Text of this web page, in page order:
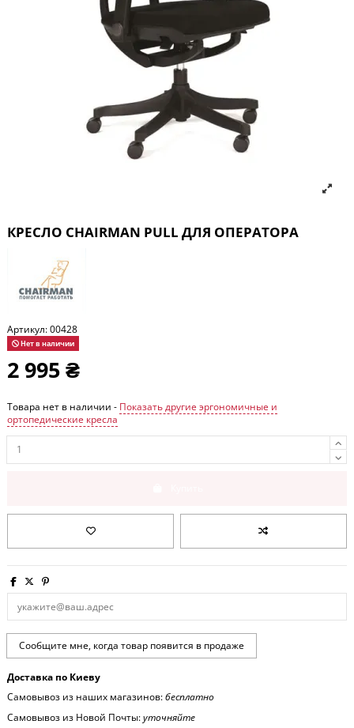
КРЕСЛО CHAIRMAN PULL ДЛЯ ОПЕРАТОРА
Артикул:00428
Нет в наличии
2 995 ₴
Товара нет в наличии - Показать другие эргономичные и
ортопедические кресла
Доставка по Киеву
Самовывоз из наших магазинов:бесплатно
Самовывоз из Новой Почты:уточняйте